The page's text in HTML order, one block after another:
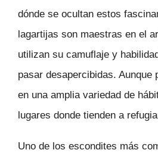
dónde se ocultan estos
lagartijas son maestras en el
utilizan su camuflaje y
pasar desapercibidas. Aunque
en una amplia variedad de
lugares donde tienden a
Uno de los escondites más